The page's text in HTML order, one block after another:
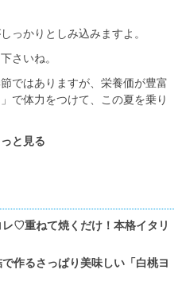
っかりとしみ込みますよ。
さいね。
ではありますが、栄養価が豊富
で体力をつけて、この夏を乗り
と見る
♡重ねて焼くだけ！本格イタリ
作るさっぱり美味しい「白桃ヨ